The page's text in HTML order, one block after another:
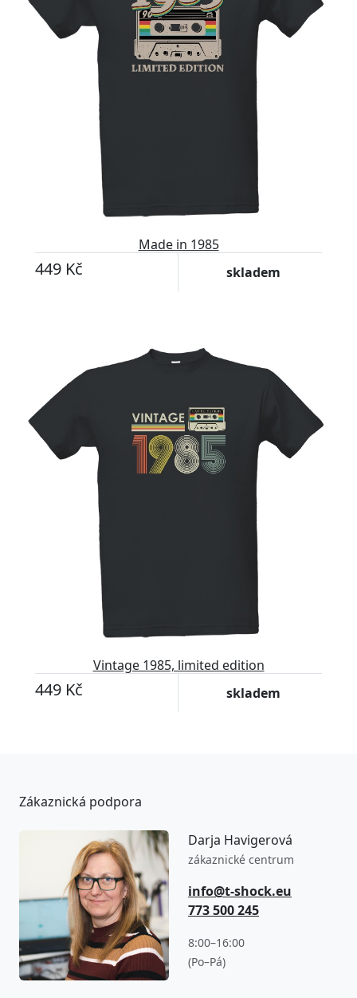
Made in 1985
449 Kč skladem
Vintage 1985, limited edition
449 Kč skladem
Zákaznická podpora
Darja Havigerová
zákaznické centrum
info@t-shock.eu
773 500 245
8:00–16:00
(Po–Pá)